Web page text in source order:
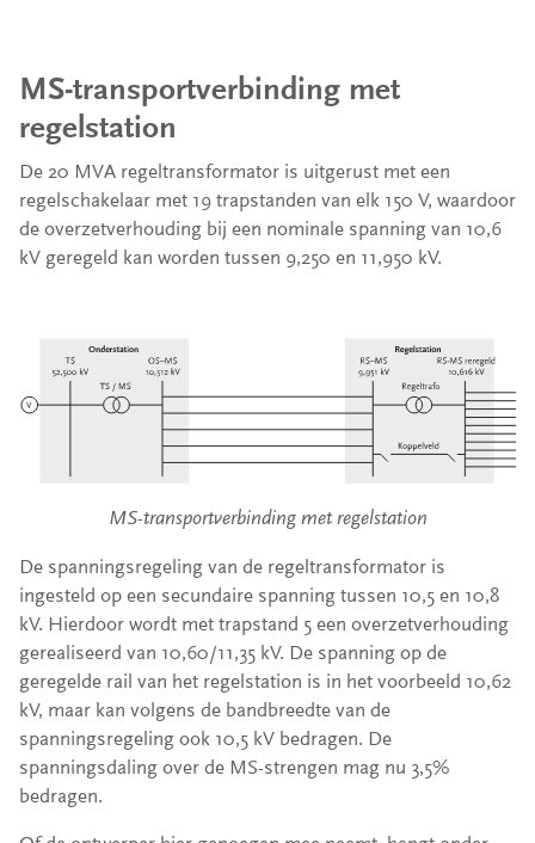
MS-transportverbinding met
regelstation
De 20 MVA regeltransformator is uitgerust met een
regelschakelaar met 19 trapstanden van elk 150 V, waardoor
de overzetverhouding bij een nominale spanning van 10,6
kV geregeld kan worden tussen 9,250 en 11,950 kV.
MS-transportverbinding met regelstation
De spanningsregeling van de regeltransformator is
ingesteld op een secundaire spanning tussen 10,5 en 10,8
kV. Hierdoor wordt met trapstand 5 een overzetverhouding
gerealiseerd van 10,60/11,35 kV. De spanning op de
geregelde rail van het regelstation is in het voorbeeld 10,62
kV, maar kan volgens de bandbreedte van de
spanningsregeling ook 10,5 kV bedragen. De
spanningsdaling over de MS-strengen mag nu 3,5%
bedragen.